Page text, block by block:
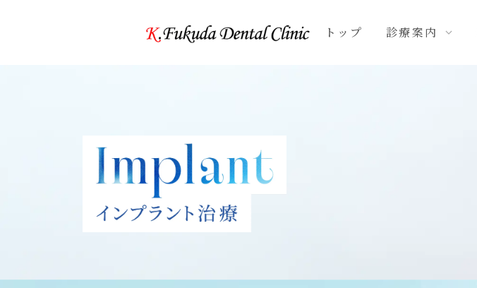
トップ 診療案内
虫歯治療
歯周病治療
定期検診・メンテナンス
診療理念
当院の特徴